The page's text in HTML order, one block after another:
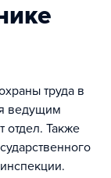
труда в
ведущим
отдел. Также